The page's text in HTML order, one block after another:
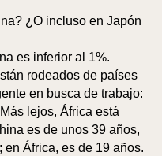
¿O incluso en Japón
es inferior al 1%.
rodeados de países
en busca de trabajo:
lejos, África está
es de unos 39 años,
África, es de 19 años.